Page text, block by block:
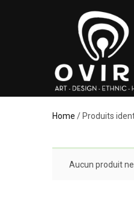
Home / Produits
Aucun produit